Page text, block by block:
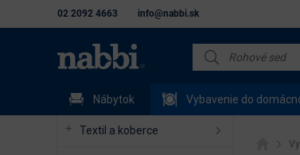
02 2092 4663 info@nabbi.sk
Nábytok Vybavenie do
Textil a koberce